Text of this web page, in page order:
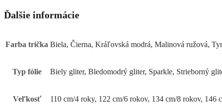
Ďalšie informácie
Farba trička Biela, Čierna, Kráľovská modrá, Malinová ružová,
Typ fólie Biely gliter, Bledomodrý gliter, Sparkle, Strieborný
Veľkosť 110 cm/4 roky, 122 cm/6 rokov, 134 cm/8 rokov, 146